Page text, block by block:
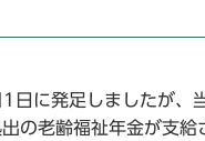
に発足しましたが、
の老齢福祉年金が支給